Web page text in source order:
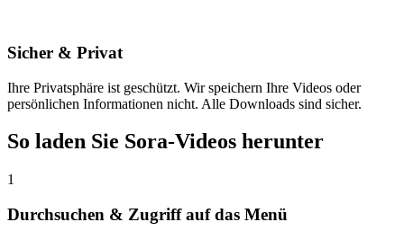
Sicher & Privat
Ihre Privatsphäre ist geschützt. Wir speichern Ihre Videos oder
persönlichen Informationen nicht. Alle Downloads sind sicher.
So laden Sie Sora-Videos herunter
1
Durchsuchen & Zugriff auf das Menü